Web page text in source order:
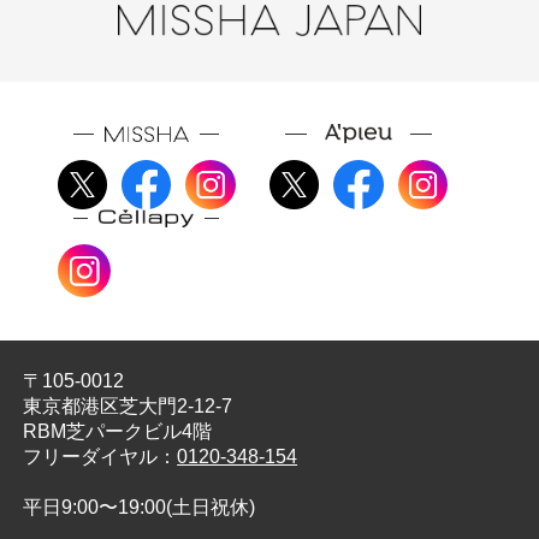
〒105-0012
東京都港区芝大門2-12-7
RBM芝パークビル4階
フリーダイヤル：0120-348-154
平日9:00〜19:00(土日祝休)